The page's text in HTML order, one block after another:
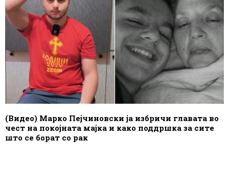
(Видео) Марко Пејчиновски ја избричи главата во
чест на покојната мајка и како поддршка за сите
што се борат со рак